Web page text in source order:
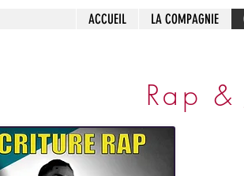
ACCUEIL LA COMPAGNIE
Rap &